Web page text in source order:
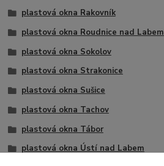
plastová okna Rakovník
plastová okna Roudnice nad Labem
plastová okna Sokolov
plastová okna Strakonice
plastová okna Sušice
plastová okna Tachov
plastová okna Tábor
plastová okna Ústí nad Labem